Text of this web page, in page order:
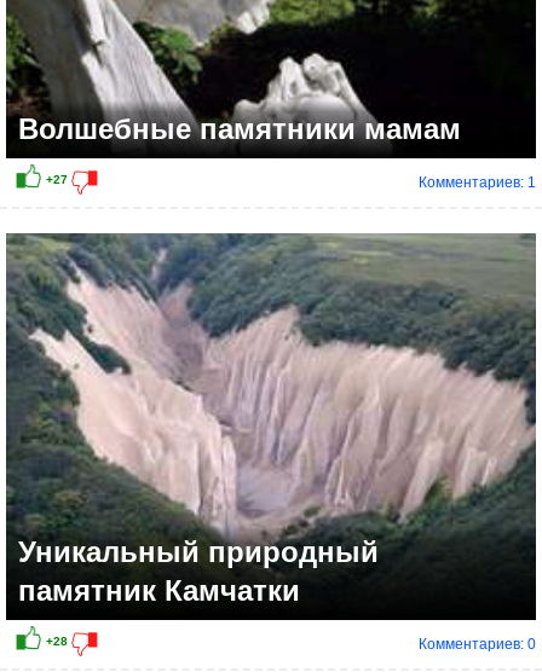
Волшебные памятники мамам
Комментариев: 1
Уникальный природный
памятник Камчатки
Комментариев: 0